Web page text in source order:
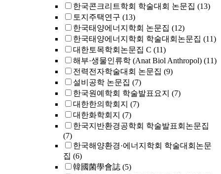
한국콘크리트학회 학술대회 논문집 (13)
토지주택연구 (13)
한국태양에너지학회 논문집 (12)
한국태양에너지학회 학술대회논문집 (11)
대한토목학회논문집 C (11)
해부·생물인류학 (Anat Biol Anthropol) (11)
전력전자학술대회 논문집 (9)
설비공학 논문집 (7)
한국원예학회 학술발표요지 (7)
대한한의학회지 (7)
대한화학회지 (7)
한국지반환경공학회 학술발표회논문집
(7)
한국해양환경·에너지학회 학술대회논문
집 (6)
韓國菌學會誌 (5)